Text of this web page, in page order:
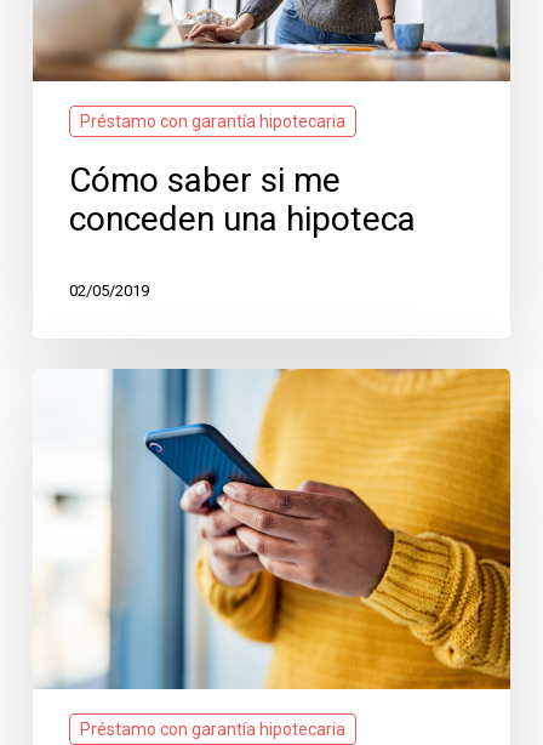
Préstamo con garantía hipotecaria
Cómo saber si me
conceden una hipoteca
02/05/2019
Suitaprest
especialista
digital
financiación
de
Préstamo con garantía hipotecaria